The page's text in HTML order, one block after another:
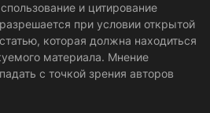
и цитирование
при условии открытой
которая должна находиться
материала. Мнение
с точкой зрения авторов